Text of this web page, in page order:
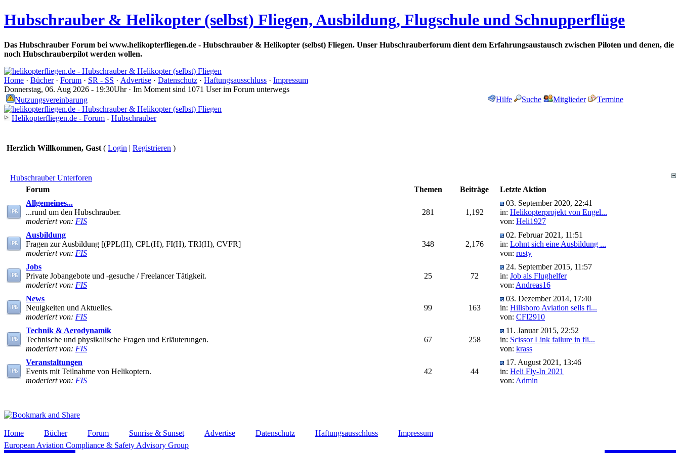
Hubschrauber & Helikopter (selbst) Fliegen, Ausbildung, Flugschule und Schnupperflüge
Das Hubschrauber Forum bei www.helikopterfliegen.de - Hubschrauber & Helikopter (selbst) Fliegen. Unser Hubschrauberforum dient dem Erfahrungsaustausch zwischen Piloten und denen, die
noch Hubschrauberpilot werden wollen.
Home · Bücher· Forum · SR - SS · Advertise · Datenschutz · Haftungsausschluss · Impressum
Donnerstag, 06. Aug 2026 - 19:30Uhr · Im Moment sind 1071 User im Forum unterwegs
Nutzungsvereinbarung
Hilfe Suche Mitglieder Termine
Helikopterfliegen.de - Forum - Hubschrauber
Herzlich Willkommen, Gast ( Login | Registrieren )
Hubschrauber Unterforen
Forum
Themen Beiträge
Letzte Aktion
Allgemeines...
...rund um den Hubschrauber.
moderiert von: FIS
281 1,192
03. September 2020, 22:41
in: Helikopterprojekt von Engel...
von: Heli1927
Ausbildung
Fragen zur Ausbildung [(PPL(H), CPL(H), FI(H), TRI(H), CVFR]
moderiert von: FIS
348 2,176
02. Februar 2021, 11:51
in: Lohnt sich eine Ausbildung ...
von: rusty
Jobs
Private Jobangebote und -gesuche / Freelancer Tätigkeit.
moderiert von: FIS
25 72
24. September 2015, 11:57
in: Job als Flughelfer
von: Andreas16
News
Neuigkeiten und Aktuelles.
moderiert von: FIS
99 163
03. Dezember 2014, 17:40
in: Hillsboro Aviation sells fl...
von: CFI2910
Technik & Aerodynamik
Technische und physikalische Fragen und Erläuterungen.
moderiert von: FIS
67 258
11. Januar 2015, 22:52
in: Scissor Link failure in fli...
von: krass
Veranstaltungen
Events mit Teilnahme von Helikoptern.
moderiert von: FIS
42 44
17. August 2021, 13:46
in: Heli Fly-In 2021
von: Admin
Home Bücher Forum Sunrise & Sunset Advertise Datenschutz Haftungsausschluss
Impressum
European Aviation Compliance & Safety Advisory Group